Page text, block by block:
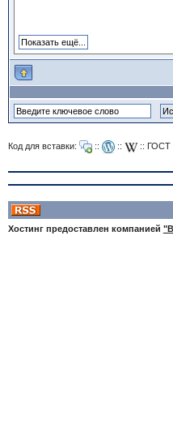
Код для вставки: :: :: :: ГОСТ
Хостинг предоставлен компанией